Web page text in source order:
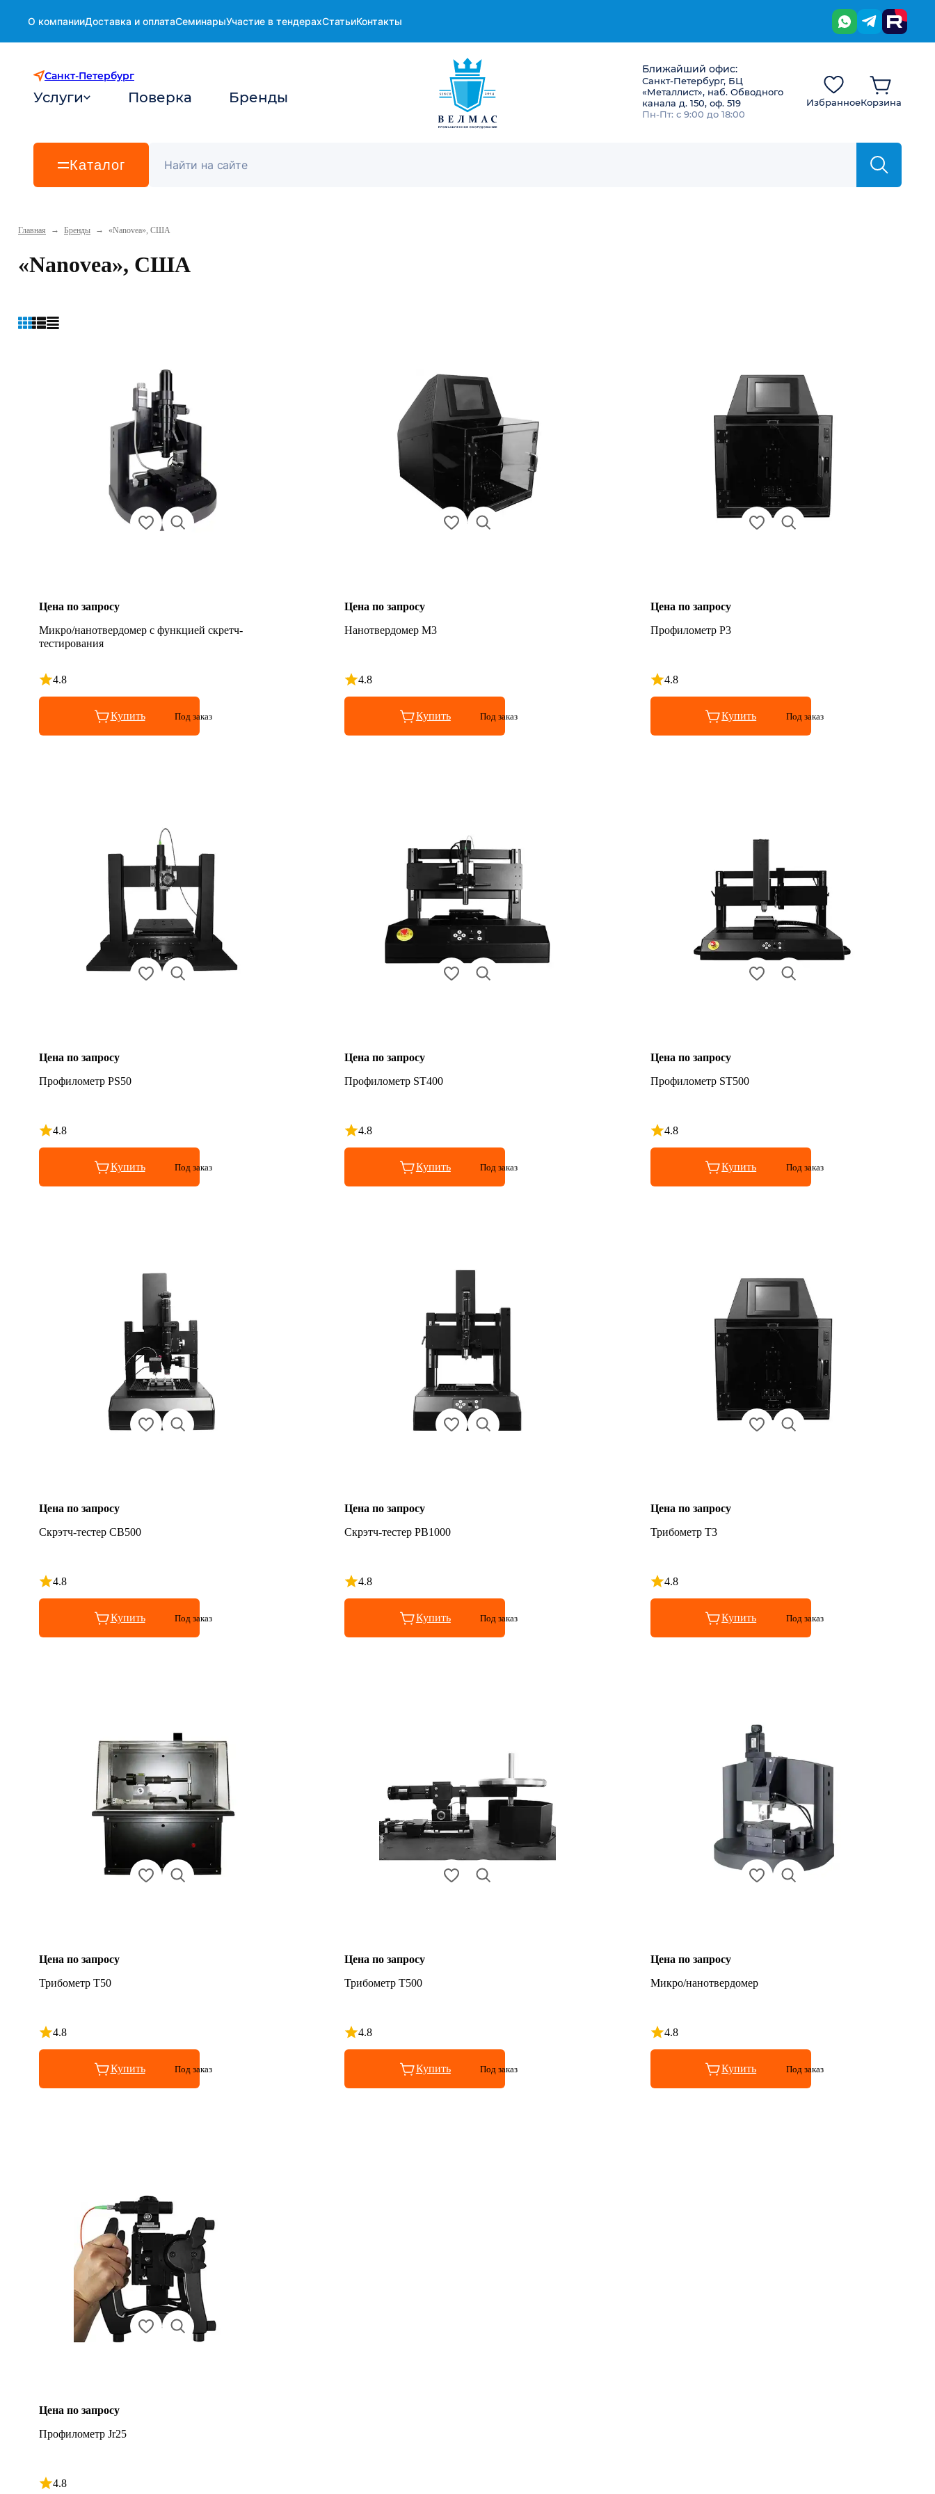
О компанииДоставка и оплатаСеминарыУчастие в тендерахСтатьиКонтакты
Санкт-Петербург
Услуги Поверка Бренды
Ближайший офис:
Санкт-Петербург, БЦ
«Металлист», наб. Обводного
канала д. 150, оф. 519
Пн-Пт: с 9:00 до 18:00
ИзбранноеКорзина
Каталог
Главная → Бренды → «Nanovea», США
«Nanovea», США
Цена по запросу
Микро/нанотвердомер с функцией скретч-
тестирования
4.8
Рейтинг 4.8 из 5
Купить Под заказ
Цена по запросу
Нанотвердомер M3
4.8
Рейтинг 4.8 из 5
Купить Под заказ
Цена по запросу
Профилометр P3
4.8
Рейтинг 4.8 из 5
Купить Под заказ
Цена по запросу
Профилометр PS50
4.8
Рейтинг 4.8 из 5
Купить Под заказ
Цена по запросу
Профилометр ST400
4.8
Рейтинг 4.8 из 5
Купить Под заказ
Цена по запросу
Профилометр ST500
4.8
Рейтинг 4.8 из 5
Купить Под заказ
Цена по запросу
Скрэтч-тестер CB500
4.8
Рейтинг 4.8 из 5
Купить Под заказ
Цена по запросу
Скрэтч-тестер PB1000
4.8
Рейтинг 4.8 из 5
Купить Под заказ
Цена по запросу
Трибометр Т3
4.8
Рейтинг 4.8 из 5
Купить Под заказ
Цена по запросу
Трибометр Т50
4.8
Рейтинг 4.8 из 5
Купить Под заказ
Цена по запросу
Трибометр Т500
4.8
Рейтинг 4.8 из 5
Купить Под заказ
Цена по запросу
Микро/нанотвердомер
4.8
Рейтинг 4.8 из 5
Купить Под заказ
Цена по запросу
Профилометр Jr25
4.8
Рейтинг 4.8 из 5